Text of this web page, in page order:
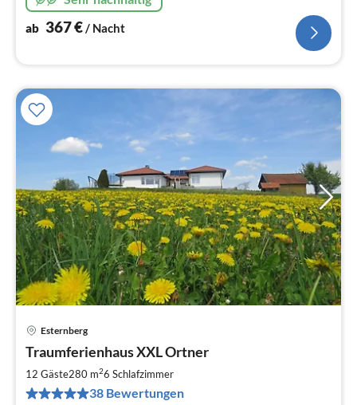
ab 367€/ Nacht
Esternberg
Traumferienhaus XXL Ortner
12 Gäste280 m26 Schlafzimmer
38 Bewertungen